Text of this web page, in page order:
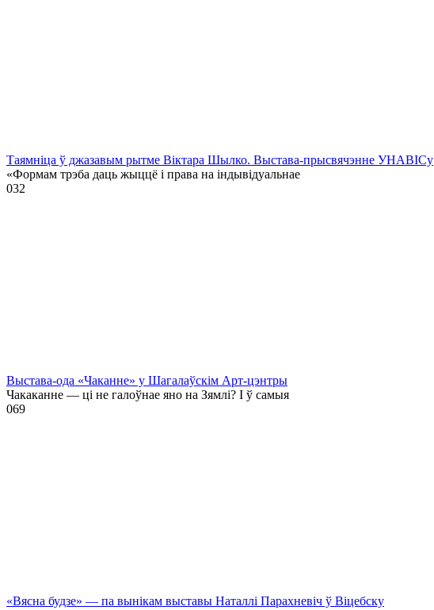
Таямніца ў джазавым рытме Віктара Шылко. Выстава-прысвячэнне УНАВІСу
«Формам трэба даць жыццё і права на індывідуальнае
032
Выстава-ода «Чаканне» у Шагалаўскім Арт-цэнтры
Чакаканне — ці не галоўнае яно на Зямлі? І ў самыя
069
«Вясна будзе» — па вынікам выставы Наталлі Парахневіч ў Віцебску